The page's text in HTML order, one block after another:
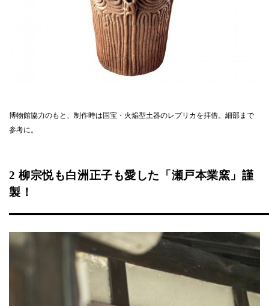
博物館協力のもと、制作時は国宝・火焔型土器のレプリカを拝借。細部まで
参考に。
2 柳宗悦も白洲正子も愛した「瀬戸本業窯」謹
製！